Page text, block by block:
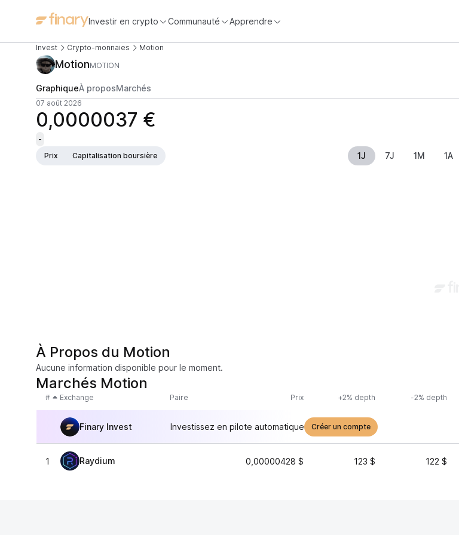
Investir en crypto Communauté Apprendre
Invest Crypto-monnaies Motion
MotionMOTION
GraphiqueÀ proposMarchés
07 août 2026
0,0000037 €
-
Prix
Capitalisation boursière 1J 7J 1M 1A
À Propos du Motion
Aucune information disponible pour le moment.
Marchés Motion
# Exchange Paire Prix +2% depth -2% depth
Finary Invest Investissez en pilote automatique Créer un compte
1 Raydium 0,00000428 $ 123 $ 122 $